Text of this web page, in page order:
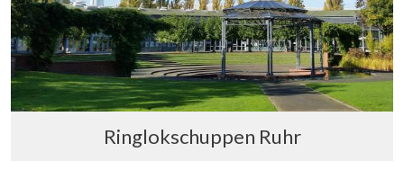
Ringlokschuppen Ruhr